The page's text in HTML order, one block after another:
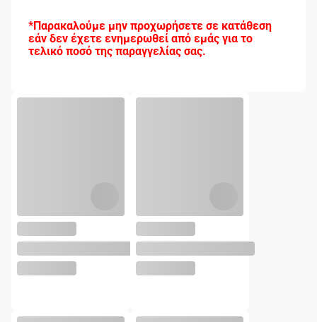
*Παρακαλούμε μην προχωρήσετε σε κατάθεση
εάν δεν έχετε ενημερωθεί από εμάς για το
τελικό ποσό της παραγγελίας σας.